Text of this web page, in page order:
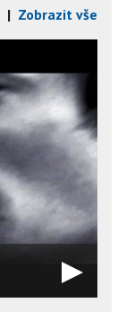
| Zobrazit vše